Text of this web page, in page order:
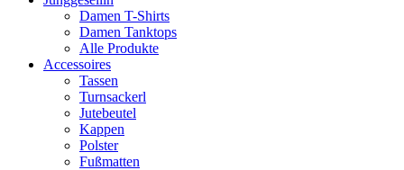
Damen T-Shirts
Damen Tanktops
Alle Produkte
Accessoires
Tassen
Turnsackerl
Jutebeutel
Kappen
Polster
Fußmatten